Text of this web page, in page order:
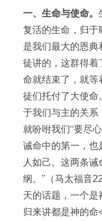
一、生命与使命。
复活的生命，归于
是我们最大的恩典
徒讲的，这群得着
命就结束了，就等
徒们托付了大使命
于我们与主的关系
就吩咐我们“要尽
诫命中的第一，也
人如己。这两条
纲。”（马太福音
天的话题，一个是
归来讲都是神的